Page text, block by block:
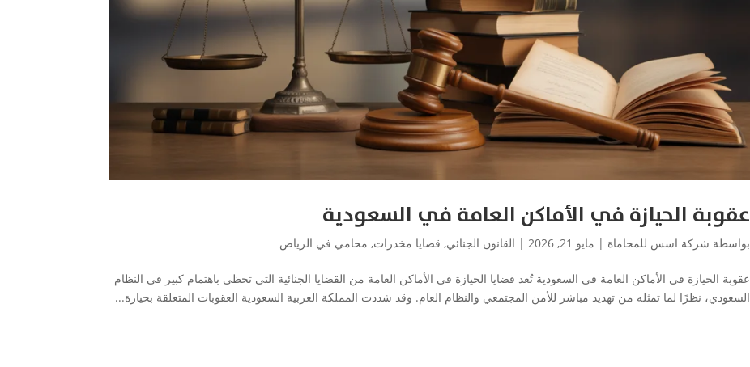
عقوبة الحيازة في الأماكن العامة في السعودية
بواسطة شركة اسس للمحاماة | مايو 21, 2026 | القانون الجنائي, قضايا مخدرات, محامي في الرياض
عقوبة الحيازة في الأماكن العامة في السعودية تُعد قضايا الحيازة في الأماكن العامة من القضايا الجنائية التي تحظى باهتمام كبير في النظام
السعودي، نظرًا لما تمثله من تهديد مباشر للأمن المجتمعي والنظام العام. وقد شددت المملكة العربية السعودية العقوبات المتعلقة بحيازة...